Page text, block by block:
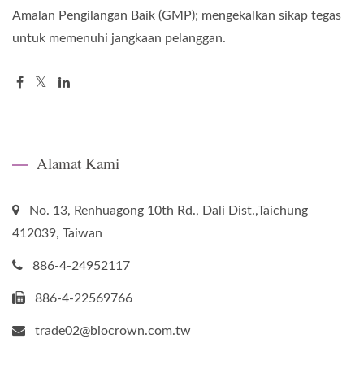
Amalan Pengilangan Baik (GMP); mengekalkan sikap tegas
untuk memenuhi jangkaan pelanggan.
Alamat Kami
No. 13, Renhuagong 10th Rd., Dali Dist.,Taichung
412039, Taiwan
886-4-24952117
886-4-22569766
trade02@biocrown.com.tw